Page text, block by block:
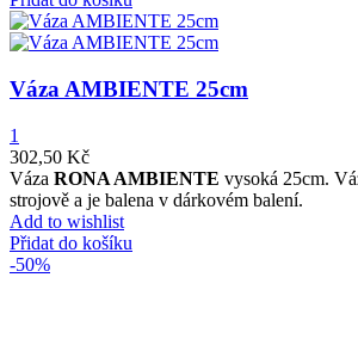
Váza AMBIENTE 25cm
1
302,50 Kč
Váza RONA AMBIENTE vysoká 25cm.
strojově a je balena v dárkovém balení.
Add to wishlist
Přidat do košíku
-50%